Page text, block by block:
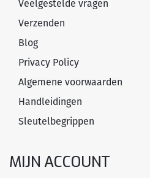
Veelgestelde vragen
Verzenden
Blog
Privacy Policy
Algemene voorwaarden
Handleidingen
Sleutelbegrippen
MIJN ACCOUNT